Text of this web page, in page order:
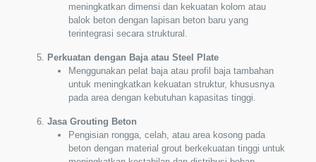
meningkatkan dimensi dan kekuatan kolom atau
balok beton dengan lapisan beton baru yang
terintegrasi secara struktural.
Perkuatan dengan Baja atau Steel Plate
Menggunakan pelat baja atau profil baja tambahan
untuk meningkatkan kekuatan struktur, khususnya
pada area dengan kebutuhan kapasitas tinggi.
Jasa Grouting Beton
Pengisian rongga, celah, atau area kosong pada
beton dengan material grout berkekuatan tinggi untuk